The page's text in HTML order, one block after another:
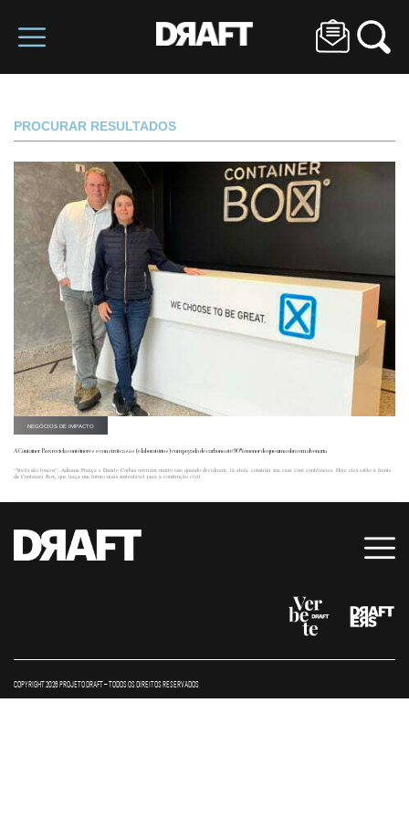
PROCURAR RESULTADOS
NEGÓCIOS DE IMPACTO
A Container Box recicla contêineres e constrói casas (e laboratórios) com pegada de carbono até 90% menor do que uma obra em alvenaria
“Vocês são loucos”: Adriana França e Danilo Corbas ouviram muito isso quando decidiram, lá atrás, construir sua casa com contêineres. Hoje eles estão à frente
da Container Box, que traça um futuro mais sustentável para a construção civil.
COPYRIGHT 2026 PROJETO DRAFT – TODOS OS DIREITOS RESERVADOS